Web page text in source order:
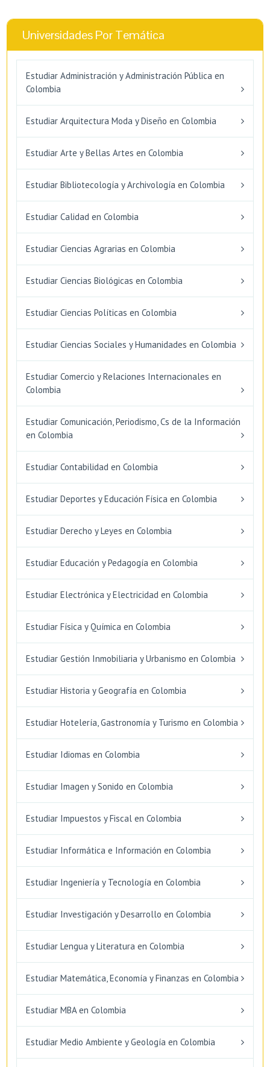
Universidades Por Temática
Estudiar Administración y Administración Pública en
Colombia
Estudiar Arquitectura Moda y Diseño en Colombia
Estudiar Arte y Bellas Artes en Colombia
Estudiar Bibliotecología y Archivología en Colombia
Estudiar Calidad en Colombia
Estudiar Ciencias Agrarias en Colombia
Estudiar Ciencias Biológicas en Colombia
Estudiar Ciencias Políticas en Colombia
Estudiar Ciencias Sociales y Humanidades en Colombia
Estudiar Comercio y Relaciones Internacionales en
Colombia
Estudiar Comunicación, Periodismo, Cs de la Información
en Colombia
Estudiar Contabilidad en Colombia
Estudiar Deportes y Educación Física en Colombia
Estudiar Derecho y Leyes en Colombia
Estudiar Educación y Pedagogía en Colombia
Estudiar Electrónica y Electricidad en Colombia
Estudiar Física y Química en Colombia
Estudiar Gestión Inmobiliaria y Urbanismo en Colombia
Estudiar Historia y Geografía en Colombia
Estudiar Hotelería, Gastronomía y Turismo en Colombia
Estudiar Idiomas en Colombia
Estudiar Imagen y Sonido en Colombia
Estudiar Impuestos y Fiscal en Colombia
Estudiar Informática e Información en Colombia
Estudiar Ingeniería y Tecnología en Colombia
Estudiar Investigación y Desarrollo en Colombia
Estudiar Lengua y Literatura en Colombia
Estudiar Matemática, Economía y Finanzas en Colombia
Estudiar MBA en Colombia
Estudiar Medio Ambiente y Geología en Colombia